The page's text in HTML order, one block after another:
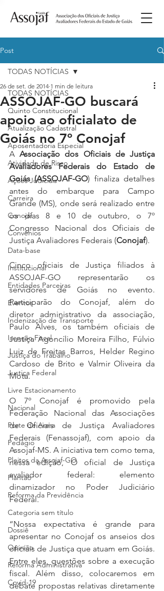
Post
TODAS NOTÍCIAS
Quinto Constitucional
Atualização Cadastral
Aposentadoria Especial
Atividade de Risco
Ações Judiciais
Carreira
Conojaf
Convênios
Data-base
Institucional
Entidades Parceiras
Eventos
Indenização de Transporte
Isenção Fiscal
Justiça do Trabalho
Justiça Federal
Livre Estacionamento
Nacional
Porte de Arma
Pedágio
Pleitos da Assojaf-GO
Plantão
Reforma da Previdência
Categoria sem título
Dossiê
Opinião
Reforma Administrativa
Covid-19
TODAS NOTÍCIAS
ASSOJAF-GO buscará
apoio ao oficialato de
Goiás no 7º Conojaf
26 de set. de 2014 1 min de leitura
A Associação dos Oficiais de Justiça
Avaliadores Federais do Estado de
Goiás (ASSOJAF-GO) finaliza detalhes
antes do embarque para Campo
Grande (MS), onde será realizado entre
os dias 8 e 10 de outubro, o 7º
Congresso Nacional dos Oficiais de
Justiça Avaliadores Federais (Conojaf).
Cinco oficiais de Justiça filiados à
ASSOJAF-GO representarão os
servidores de Goiás no evento.
Participarão do Conojaf, além do
diretor administrativo da associação,
Paulo Alves, os também oficiais de
Justiça Agoncílio Moreira Filho, Fúlvio
Luiz de Freitas Barros, Helder Regino
Cardoso de Brito e Valmir Oliveira da
Mota.
O 7º Conojaf é promovido pela
Federação Nacional das Associações
de Oficiais de Justiça Avaliadores
Federais (Fenassojaf), com apoio da
Assojaf-MS. A iniciativa tem como tema,
nessa edição, O oficial de Justiça
avaliador federal: elemento
dinamizador no Poder Judiciário
Federal.
“Nossa expectativa é grande para
apresentar no Conojaf os anseios dos
oficiais de Justiça que atuam em Goiás.
Entre eles, questões sobre a execução
fiscal. Além disso, colocaremos em
debate propostas relativas diretamente